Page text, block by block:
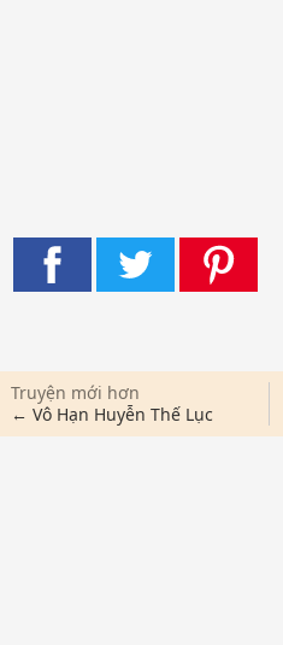
Truyện mới hơn
← Vô Hạn Huyễn Thế Lục